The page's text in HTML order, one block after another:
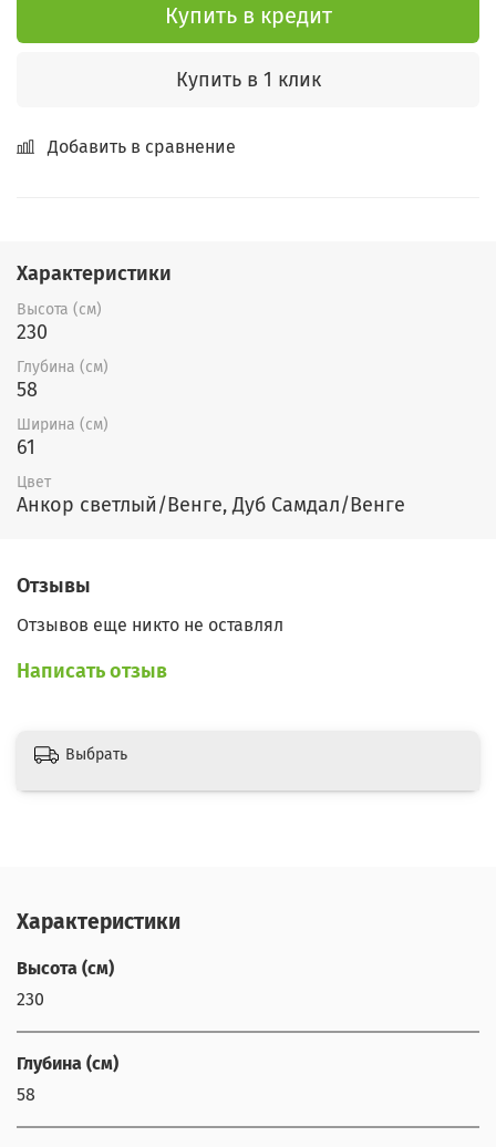
Купить в кредит
Купить в 1 клик
Добавить в сравнение
Характеристики
Высота (см)
230
Глубина (см)
58
Ширина (см)
61
Цвет
Анкор светлый/Венге, Дуб Самдал/Венге
Отзывы
Отзывов еще никто не оставлял
Написать отзыв
Выбрать
Характеристики
Высота (см)
230
Глубина (см)
58